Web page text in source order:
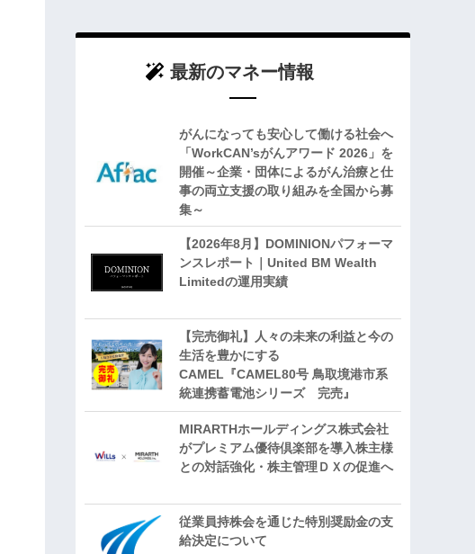
最新のマネー情報
がんになっても安心して働ける社会へ
「WorkCAN’sがんアワード 2026」を
開催～企業・団体によるがん治療と仕
事の両立支援の取り組みを全国から募
集～
【2026年8月】DOMINIONパフォーマ
ンスレポート｜United BM Wealth
Limitedの運用実績
【完売御礼】人々の未来の利益と今の
生活を豊かにする
CAMEL『CAMEL80号 鳥取境港市系
統連携蓄電池シリーズ 完売』
MIRARTHホールディングス株式会社
がプレミアム優待倶楽部を導入株主様
との対話強化・株主管理ＤＸの促進へ
従業員持株会を通じた特別奨励金の支
給決定について